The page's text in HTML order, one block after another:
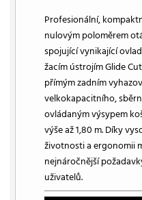
Profesionální,
nulovým poloměrem
spojující vynikající
žacím ústrojím Glide
přímým zadním
velkokapacitního,
ovládaným výsypem
výše až 1,80 m. Díky
životnosti a ergonomii
nejnáročnější
uživatelů.